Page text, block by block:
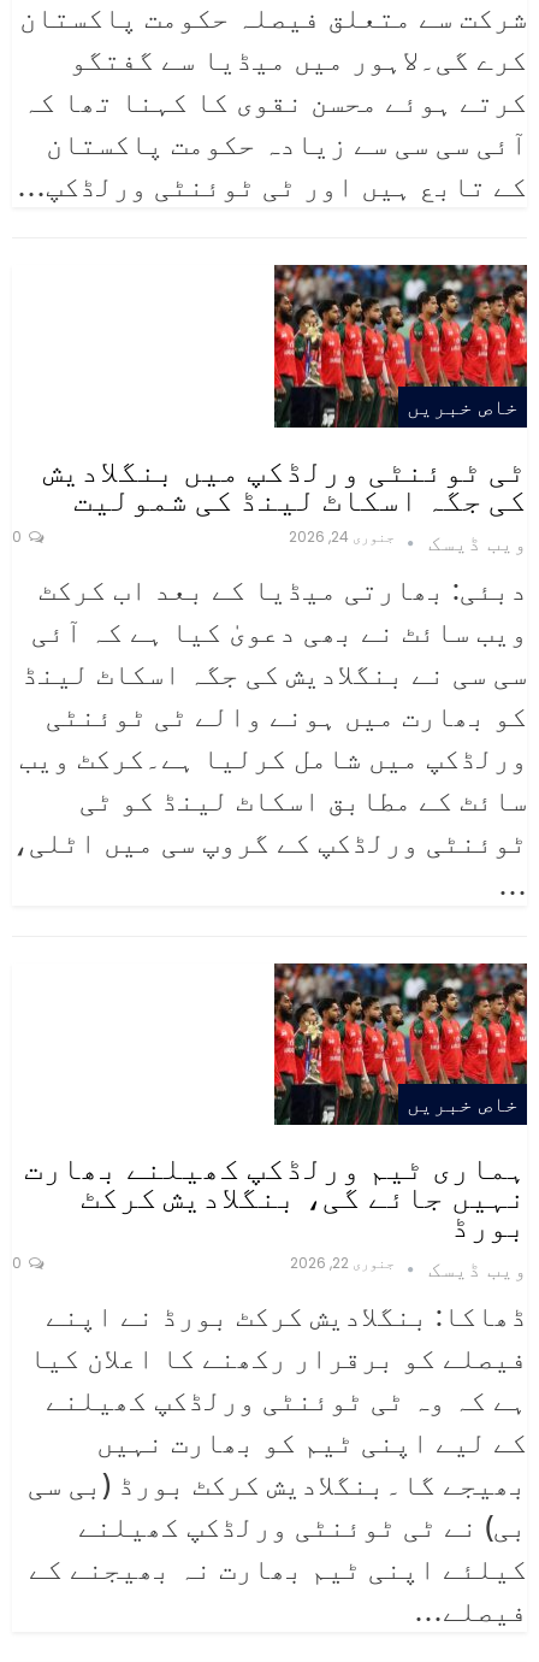
شرکت سے متعلق فیصلہ حکومت پاکستان
کرے گی۔لاہور میں میڈیا سے گفتگو
کرتے ہوئے محسن نقوی کا کہنا تھا کہ
آئی سی سی سے زیادہ حکومت پاکستان
کے تابع ہیں اور ٹی ٹوئنٹی ورلڈکپ…
خاص خبریں
ٹی ٹوئنٹی ورلڈکپ میں بنگلادیش
کی جگہ اسکاٹ لینڈ کی شمولیت
ویب ڈیسک جنوری 24, 2026
دبئی: بھارتی میڈیا کے بعد اب کرکٹ
ویب سائٹ نے بھی دعویٰ کیا ہے کہ آئی
سی سی نے بنگلادیش کی جگہ اسکاٹ لینڈ
کو بھارت میں ہونے والے ٹی ٹوئنٹی
ورلڈکپ میں شامل کرلیا ہے۔کرکٹ ویب
سائٹ کے مطابق اسکاٹ لینڈ کو ٹی
ٹوئنٹی ورلڈکپ کے گروپ سی میں اٹلی،
…
خاص خبریں
ہماری ٹیم ورلڈکپ کھیلنے بھارت
نہیں جائے گی، بنگلادیش کرکٹ
بورڈ
ویب ڈیسک جنوری 22, 2026
ڈھاکا: بنگلادیش کرکٹ بورڈ نے اپنے
فیصلے کو برقرار رکھنے کا اعلان کیا
ہے کہ وہ ٹی ٹوئنٹی ورلڈکپ کھیلنے
کے لیے اپنی ٹیم کو بھارت نہیں
بھیجے گا۔بنگلادیش کرکٹ بورڈ (بی سی
بی) نے ٹی ٹوئنٹی ورلڈکپ کھیلنے
کیلئے اپنی ٹیم بھارت نہ بھیجنے کے
فیصلے…